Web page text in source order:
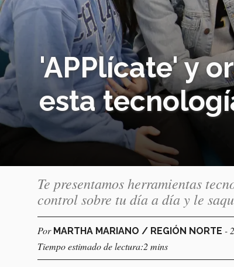
'APPlícate' y
esta
Te presentamos herramientas
control sobre tu día a día y le
Por MARTHA MARIANO / REGIÓN NORTE -
Tiempo estimado de lectura:2 mins